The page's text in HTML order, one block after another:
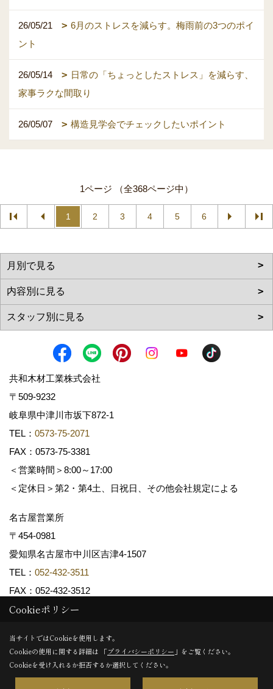
26/05/21
6月のストレスを減らす。梅雨前の3つのポイ
ント
26/05/14
日常の「ちょっとしたストレス」を減らす、
家事ラクな間取り
26/05/07 構造見学会でチェックしたいポイント
1ページ （全368ページ中）
1 2 3 4 5 6
共和木材工業株式会社
〒509-9232
岐阜県中津川市坂下872‐1
TEL： 0573-75-2071
FAX：0573-75-3381
＜営業時間＞8:00～17:00
＜定休日＞第2・第4土、日祝日、その他会社規定による
名古屋営業所
〒454-0981
愛知県名古屋市中川区吉津4-1507
TEL： 052-432-3511
FAX：052-432-3512
Copyright (c) 共和木材工業株式会社. All Rights Reserved.
Produced byゴデスクリエイト
Cookieポリシー
当サイトではCookieを使用します。
Cookieの使用に関する詳細は 「プライバシーポリシー 」をご覧ください。
Cookieを受け入れるか拒否するか選択してください。